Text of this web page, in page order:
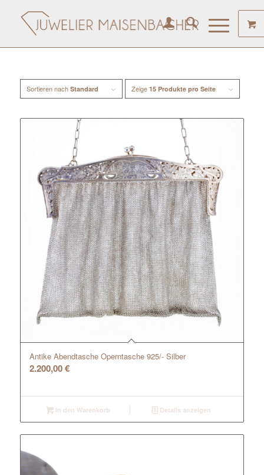
Sortieren nach Standard Zeige 15 Produkte pro Seite
Antike Abendtasche Operntasche 925/- Silber
2.200,00€
In den Warenkorb Details anzeigen